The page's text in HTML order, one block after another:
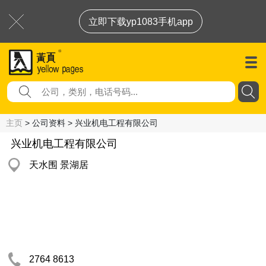
立即下载yp1083手机app
主页 > 公司资料 > 兴业机电工程有限公司
兴业机电工程有限公司
天水围 景湖居
2764 8613